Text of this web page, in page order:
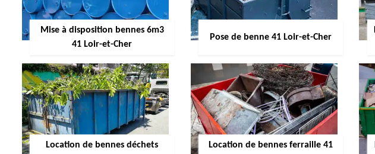
Mise à disposition bennes 6m3
41 Loir-et-Cher
Pose de benne 41 Loir-et-Cher
Location de bennes déchets
Location de bennes ferraille 41